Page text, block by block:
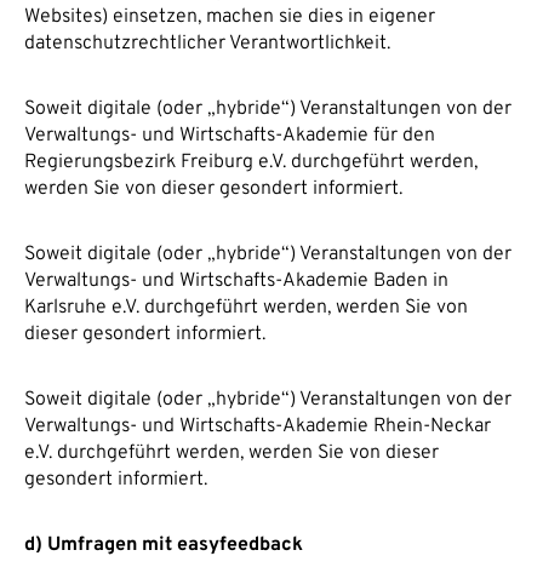
Websites) einsetzen, machen sie dies in eigener
datenschutzrechtlicher Verantwortlichkeit.
Soweit digitale (oder „hybride“) Veranstaltungen von der
Verwaltungs- und Wirtschafts-Akademie für den
Regierungsbezirk Freiburg e.V. durchgeführt werden,
werden Sie von dieser gesondert informiert.
Soweit digitale (oder „hybride“) Veranstaltungen von der
Verwaltungs- und Wirtschafts-Akademie Baden in
Karlsruhe e.V. durchgeführt werden, werden Sie von
dieser gesondert informiert.
Soweit digitale (oder „hybride“) Veranstaltungen von der
Verwaltungs- und Wirtschafts-Akademie Rhein-Neckar
e.V. durchgeführt werden, werden Sie von dieser
gesondert informiert.
d) Umfragen mit easyfeedback